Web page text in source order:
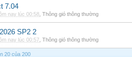
7.04
nay lúc 00:58 Thông gió thông thường
SP2 2
nay lúc 00:57 Thông gió thông thường
20 của 200